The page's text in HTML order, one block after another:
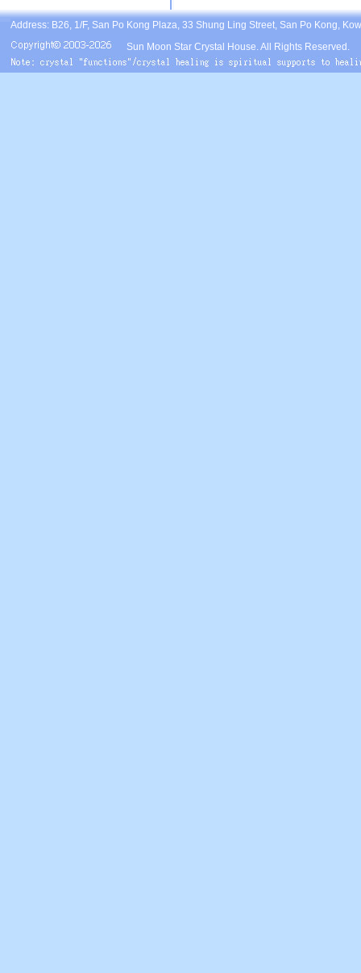
Address: B26, 1/F, San Po Kong Plaza, 33 Shung Ling Street, San Po Kong,
Sun Moon Star Crystal House. All Rights Reserved.